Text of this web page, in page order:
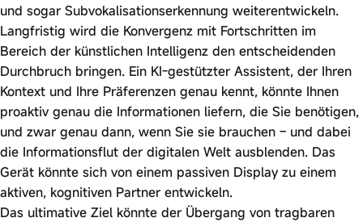
und sogar Subvokalisationserkennung weiterentwickeln.
Langfristig wird die Konvergenz mit Fortschritten im
Bereich der künstlichen Intelligenz den entscheidenden
Durchbruch bringen. Ein KI-gestützter Assistent, der Ihren
Kontext und Ihre Präferenzen genau kennt, könnte Ihnen
proaktiv genau die Informationen liefern, die Sie benötigen,
und zwar genau dann, wenn Sie sie brauchen – und dabei
die Informationsflut der digitalen Welt ausblenden. Das
Gerät könnte sich von einem passiven Display zu einem
aktiven, kognitiven Partner entwickeln.
Das ultimative Ziel könnte der Übergang von tragbaren